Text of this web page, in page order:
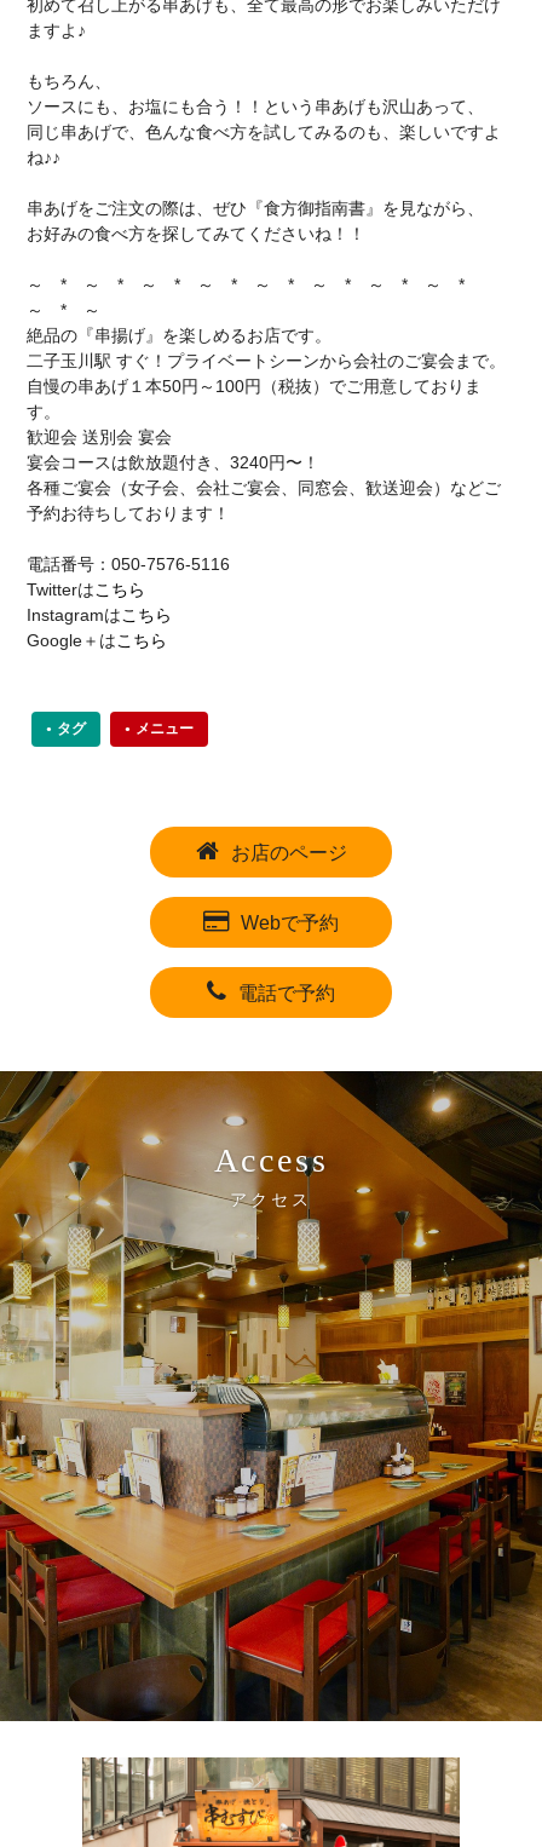
初めて召し上がる串あげも、全て最高の形でお楽しみいただけ
ますよ♪
もちろん、
ソースにも、お塩にも合う！！という串あげも沢山あって、
同じ串あげで、色んな食べ方を試してみるのも、楽しいですよ
ね♪♪
串あげをご注文の際は、ぜひ『食方御指南書』を見ながら、
お好みの食べ方を探してみてくださいね！！
～ * ～ * ～ * ～ * ～ * ～ * ～ * ～ *
～ * ～
絶品の『串揚げ』を楽しめるお店です。
二子玉川駅 すぐ！プライベートシーンから会社のご宴会まで。
自慢の串あげ１本50円～100円（税抜）でご用意しておりま
す。
歓迎会 送別会 宴会
宴会コースは飲放題付き、3240円〜！
各種ご宴会（女子会、会社ご宴会、同窓会、歓送迎会）などご
予約お待ちしております！
電話番号：050-7576-5116
Twitterはこちら
Instagramはこちら
Google＋はこちら
タグ メニュー
お店のページ
Webで予約
電話で予約
Access
アクセス